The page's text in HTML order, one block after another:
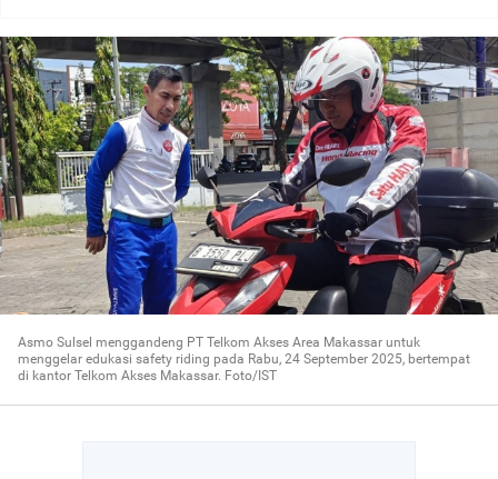
Asmo Sulsel menggandeng PT Telkom Akses Area Makassar untuk
menggelar edukasi safety riding pada Rabu, 24 September 2025, bertempat
di kantor Telkom Akses Makassar. Foto/IST